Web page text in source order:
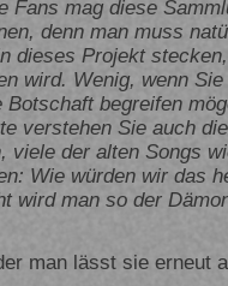
Fans mag diese
denn man muss
dieses Projekt
wird. Wenig, wenn
Botschaft begreifen
verstehen Sie auch
viele der alten Songs
Wie würden wir das
wird man so der
man lässt sie erneut